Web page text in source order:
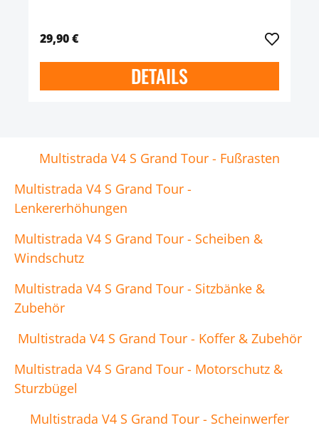
29,90 €
DETAILS
Multistrada V4 S Grand Tour - Fußrasten
Multistrada V4 S Grand Tour -
Lenkererhöhungen
Multistrada V4 S Grand Tour - Scheiben &
Windschutz
Multistrada V4 S Grand Tour - Sitzbänke &
Zubehör
Multistrada V4 S Grand Tour - Koffer & Zubehör
Multistrada V4 S Grand Tour - Motorschutz &
Sturzbügel
Multistrada V4 S Grand Tour - Scheinwerfer